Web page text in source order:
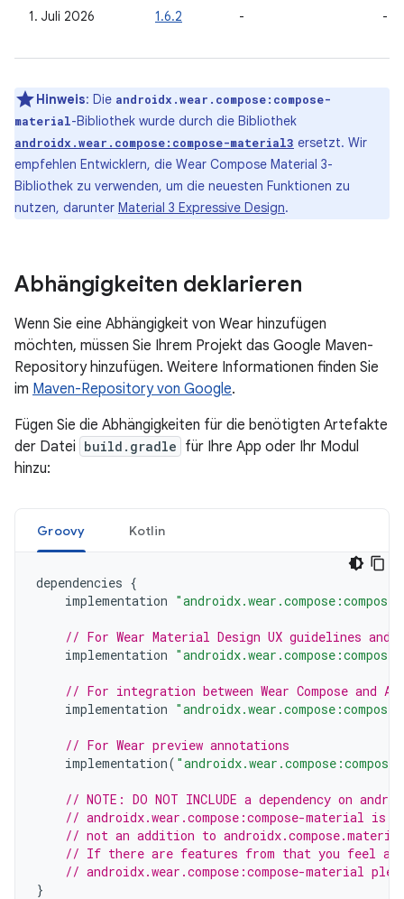
1. Juli 2026 1.6.2 - -
Hinweis: Die androidx.wear.compose:compose-
material-Bibliothek wurde durch die Bibliothek
androidx.wear.compose:compose-material3 ersetzt. Wir
empfehlen Entwicklern, die Wear Compose Material 3-
Bibliothek zu verwenden, um die neuesten Funktionen zu
nutzen, darunter Material 3 Expressive Design.
Abhängigkeiten deklarieren
Wenn Sie eine Abhängigkeit von Wear hinzufügen
möchten, müssen Sie Ihrem Projekt das Google Maven-
Repository hinzufügen. Weitere Informationen finden Sie
im Maven-Repository von Google.
Fügen Sie die Abhängigkeiten für die benötigten Artefakte
der Datei build.gradle für Ihre App oder Ihr Modul
hinzu:
Groovy Kotlin
dependencies {
implementation
// For Wear Material Design UX guidelines and
implementation
// For integration between Wear Compose and
implementation
// For Wear preview annotations
implementation(
// NOTE: DO NOT INCLUDE a dependency on
// androidx.wear.compose:compose-material is
// not an addition to
// If there are features from that you feel are
// androidx.wear.compose:compose-material
}